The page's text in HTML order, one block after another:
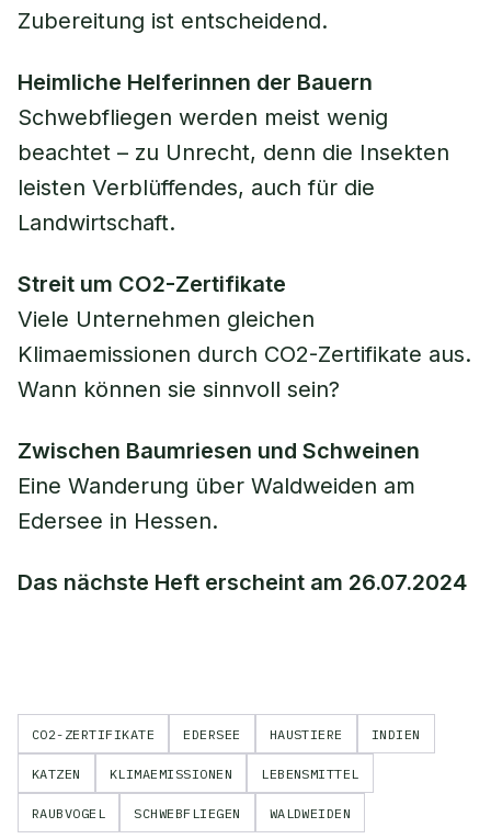
Zubereitung ist entscheidend.
Heimliche Helferinnen der Bauern
Schwebfliegen werden meist wenig
beachtet – zu Unrecht, denn die Insekten
leisten Verblüffendes, auch für die
Landwirtschaft.
Streit um CO2-Zertifikate
Viele Unternehmen gleichen
Klimaemissionen durch CO2-Zertifikate aus.
Wann können sie sinnvoll sein?
Zwischen Baumriesen und Schweinen
Eine Wanderung über Waldweiden am
Edersee in Hessen.
Das nächste Heft erscheint am 26.07.2024
CO2-ZERTIFIKATE EDERSEE HAUSTIERE INDIEN
KATZEN KLIMAEMISSIONEN LEBENSMITTEL
RAUBVOGEL SCHWEBFLIEGEN WALDWEIDEN